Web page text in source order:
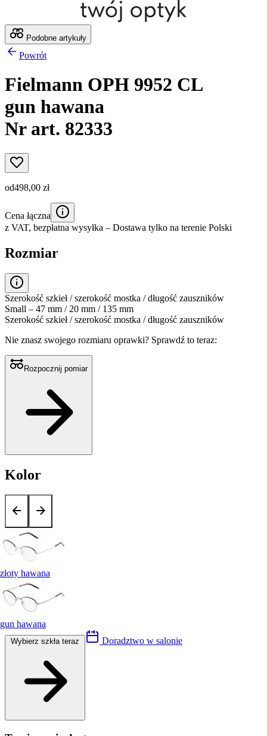
Podobne artykuły
Powrót
Fielmann OPH 9952 CL
gun hawana
Nr art. 82333
od498,00 zł
Cena łączna
z VAT, bezpłatna wysyłka – Dostawa tylko na terenie Polski
Rozmiar
Szerokość szkieł / szerokość mostka / długość zauszników
Small – 47 mm / 20 mm / 135 mm
Szerokość szkieł / szerokość mostka / długość zauszników
Nie znasz swojego rozmiaru oprawki? Sprawdź to teraz:
Rozpocznij pomiar
Kolor
złoty hawana
gun hawana
Doradztwo w salonie